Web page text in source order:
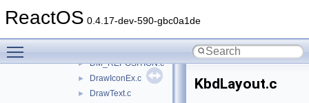
ReactOS 0.4.17-dev-590-gbc0a1de
► DeferWindowPos.c
► DM_REPOSITION.c
► DrawIconEx.c
► DrawText.c
KbdLayout.c